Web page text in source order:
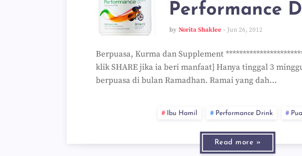
Performance
by Norita Shaklee Jun 26, 2012
Berpuasa, Kurma dan Supplement
klik SHARE jika ia beri manfaat] Hanya tinggal 3
berpuasa di bulan Ramadhan. Ramai yang dah…
Ibu Hamil Performance Drink
Read more »